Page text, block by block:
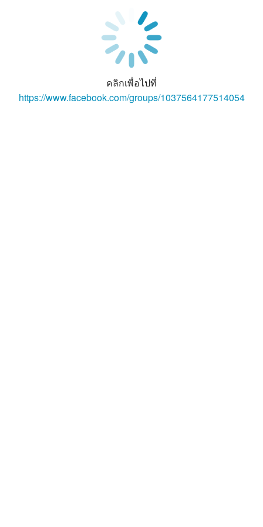
คลิกเพื่อไปที่
https://www.facebook.com/groups/1037564177514054